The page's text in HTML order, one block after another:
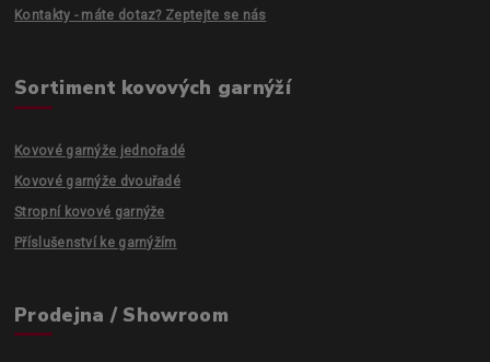
Kontakty - máte dotaz? Zeptejte se nás
Sortiment kovových garnýží
Kovové garnýže jednořadé
Kovové garnýže dvouřadé
Stropní kovové garnýže
Příslušenství ke garnýžím
Prodejna / Showroom